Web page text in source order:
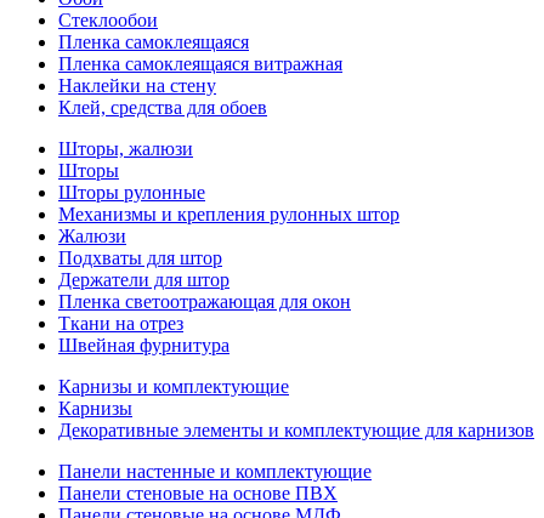
Стеклообои
Пленка самоклеящаяся
Пленка самоклеящаяся витражная
Наклейки на стену
Клей, средства для обоев
Шторы, жалюзи
Шторы
Шторы рулонные
Механизмы и крепления рулонных штор
Жалюзи
Подхваты для штор
Держатели для штор
Пленка светоотражающая для окон
Ткани на отрез
Швейная фурнитура
Карнизы и комплектующие
Карнизы
Декоративные элементы и комплектующие для карнизов
Панели настенные и комплектующие
Панели стеновые на основе ПВХ